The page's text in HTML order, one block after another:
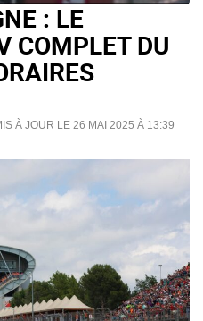
: LE
COMPLET DU
À JOUR LE 26 MAI 2025 À 13:39